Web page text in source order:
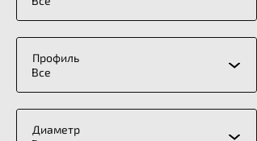
Все
Профиль
Диаметр